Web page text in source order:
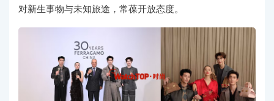
对新生事物与未知旅途，常葆开放态度。